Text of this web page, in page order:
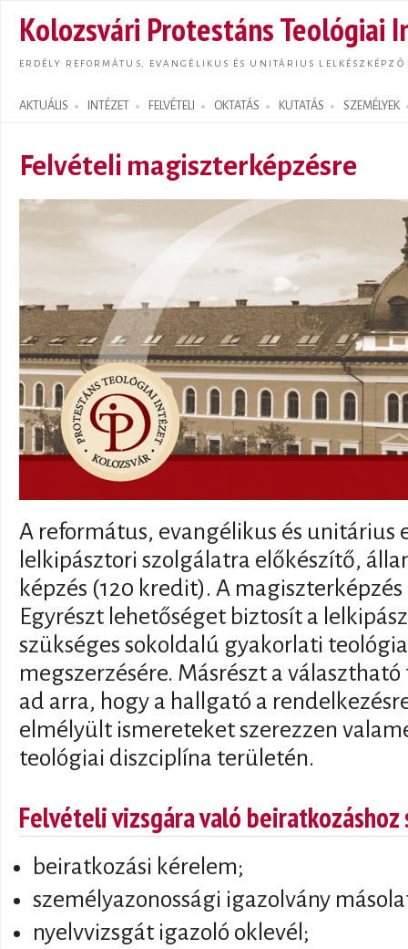
Kolozsvári Protestáns Teológiai
ERDÉLY REFORMÁTUS, EVANGÉLIKUS ÉS UNITÁRIUS LELKÉSZKÉPZŐ
AKTUÁLIS INTÉZET FELVÉTELI OKTATÁS KUTATÁS SZEMÉLYEK
Search form
Felvételi magiszterképzésre
A református, evangélikus és unitárius
lelkipásztori szolgálatra előkészítő,
képzés (120 kredit). A
Egyrészt lehetőséget biztosít a
szükséges sokoldalú gyakorlati
megszerzésére. Másrészt a
ad arra, hogy a hallgató a
elmélyült ismereteket szerezzen
teológiai diszciplína területén.
Felvételi vizsgára való
beiratkozási kérelem;
személyazonossági igazolvány
nyelvvizsgát igazoló oklevél;